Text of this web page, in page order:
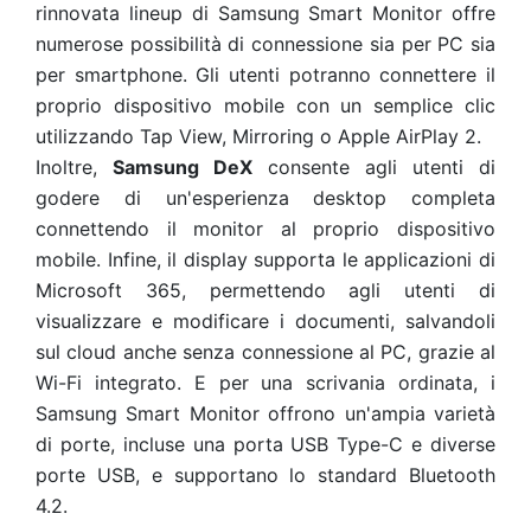
rinnovata lineup di Samsung Smart Monitor offre
numerose possibilità di connessione sia per PC sia
per smartphone. Gli utenti potranno connettere il
proprio dispositivo mobile con un semplice clic
utilizzando Tap View, Mirroring o Apple AirPlay 2.
Inoltre, Samsung DeX consente agli utenti di
godere di un'esperienza desktop completa
connettendo il monitor al proprio dispositivo
mobile. Infine, il display supporta le applicazioni di
Microsoft 365, permettendo agli utenti di
visualizzare e modificare i documenti, salvandoli
sul cloud anche senza connessione al PC, grazie al
Wi-Fi integrato. E per una scrivania ordinata, i
Samsung Smart Monitor offrono un'ampia varietà
di porte, incluse una porta USB Type-C e diverse
porte USB, e supportano lo standard Bluetooth
4.2.